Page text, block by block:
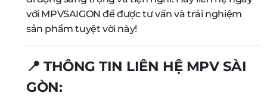
với MPVSAIGON để được tư vấn và trải nghiệm
sản phẩm tuyệt vời này!
📍 THÔNG TIN LIÊN HỆ MPV SÀI
GÒN: